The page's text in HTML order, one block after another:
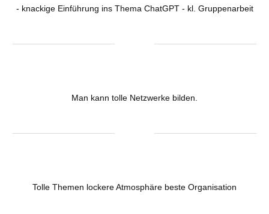
- knackige Einführung ins Thema ChatGPT - kl. Gruppenarbeit
Man kann tolle Netzwerke bilden.
Tolle Themen lockere Atmosphäre beste Organisation